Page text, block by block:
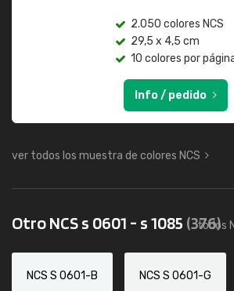
2.050 colores NCS
29,5 x 4,5 cm
10 colores por
Info / pedido
ver todos los muestra de colores NCS
Otro NCS s 0601 - s 1085 (376)
todos
NCS S 0601-B NCS S 0601-G